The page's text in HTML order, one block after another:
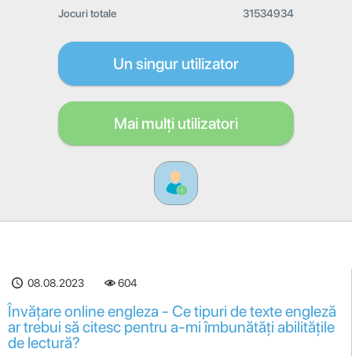
Jocuri totale 31534934
Un singur utilizator
Mai mulți utilizatori
08.08.2023 604
Învățare online engleza - Ce tipuri de texte engleză
ar trebui să citesc pentru a-mi îmbunătăți abilitățile
de lectură?